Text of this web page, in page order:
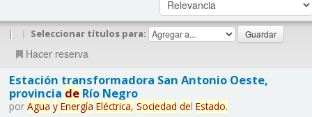
| | Seleccionar títulos para:
Hacer reserva
Estación transformadora San Antonio Oeste,
provincia deRío Negro
por Agua y Energía Eléctrica, Sociedad del Estado.